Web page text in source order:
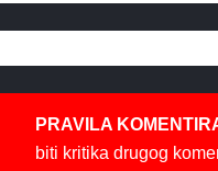
PRAVILA
biti kritika drugog